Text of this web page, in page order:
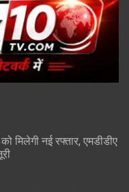
मिलेगी नई रफ्तार, एमडीडीए